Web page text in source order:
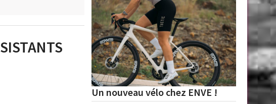
Un nouveau vélo chez ENVE !